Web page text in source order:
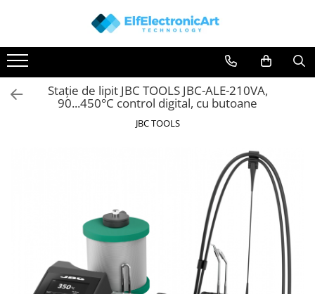
Toate Produsele
Audio
Auto
Instrumente de masura si control
Osciloscoape
Accesorii
Stație de lipit JBC TOOLS JBC-ALE-210VA,
90...450°C control digital, cu butoane
JBC TOOLS